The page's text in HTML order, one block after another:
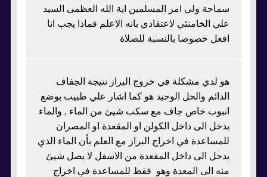
سماحة ولي امر المسلمين اية الله العظمى السيد
علي الخامنئي لاعتقادي بانه الاعلم فماذا يجب انا
افعل خصوصا بالنسبة للصلاة
هو لدي مشكلة في خروج البراز نتيجة الجفاف
الدائم والحل الوحيد هو كما اشار علي طبيب بوضع
انبوب خاص جاف مع سكب شيئ من الماء , والماء
يدخل الى داخل الكولن او المقعدة او المصران
للمساعدة في اخراج البراز مع العلم بأن الماء الذي
يدحل الى داخل المقعدة من الاسفل لا يصل شيئ
منه الى المعدة وهو فقط للمساعدة في اخراج